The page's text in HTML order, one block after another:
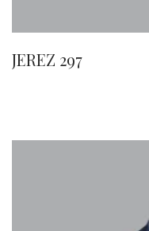
JEREZ 297